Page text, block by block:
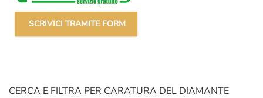
SCRIVICI TRAMITE FORM
CERCA E FILTRA PER CARATURA DEL DIAMANTE